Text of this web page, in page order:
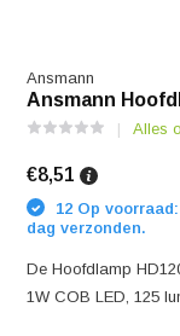
Ansmann
Ansmann
Alles
€8,51
12 Op
dag verzonden.
De Hoofdlamp
1W COB LED, 125